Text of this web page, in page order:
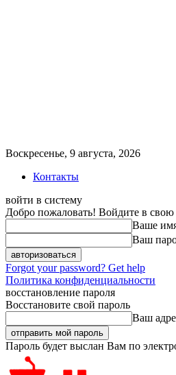
Воскресенье, 9 августа, 2026
Контакты
войти в систему
Добро пожаловать! Войдите в свою
Ваше
Ваш
Forgot your password? Get help
Политика конфиденциальности
восстановление пароля
Восстановите свой пароль
Ваш
Пароль будет выслан Вам по